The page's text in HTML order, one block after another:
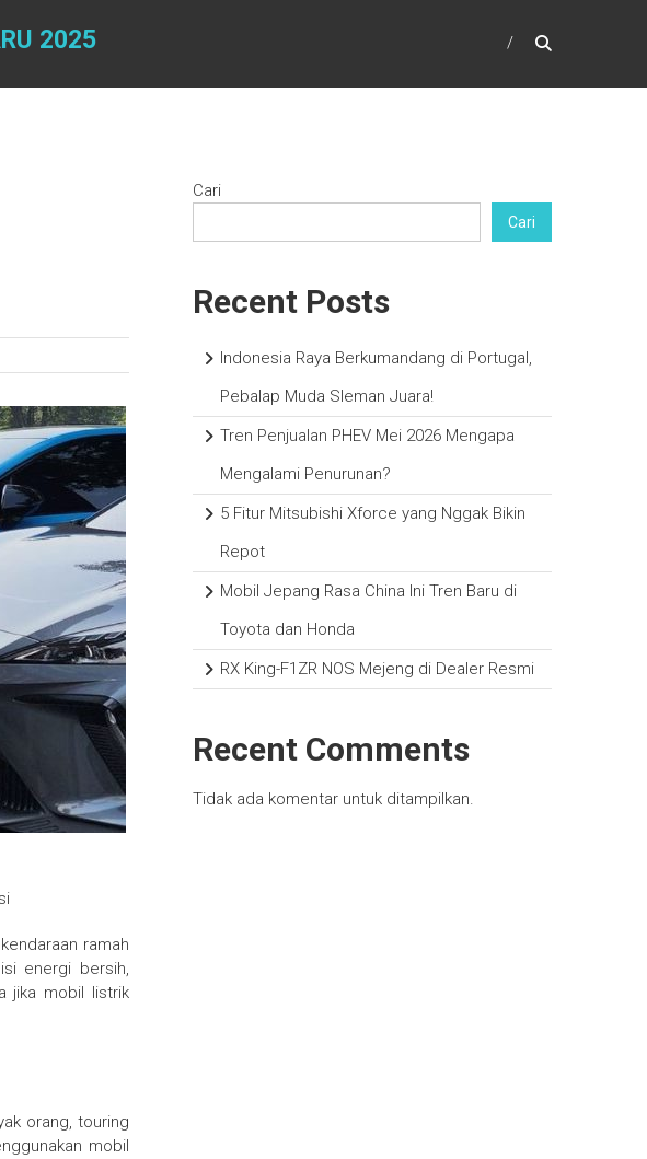
2025
ramah
energi bersih,
jika mobil listrik
orang, touring
mobil
Cari
Cari
Recent Posts
Indonesia Raya Berkumandang di Portugal,
Pebalap Muda Sleman Juara!
Tren Penjualan PHEV Mei 2026 Mengapa
Mengalami Penurunan?
5 Fitur Mitsubishi Xforce yang Nggak Bikin
Repot
Mobil Jepang Rasa China Ini Tren Baru di
Toyota dan Honda
RX King-F1ZR NOS Mejeng di Dealer Resmi
Recent Comments
Tidak ada komentar untuk ditampilkan.